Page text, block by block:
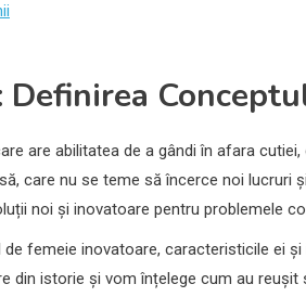
Definirea
are abilitatea de a gândi în afara
care nu se teme să încerce noi lucruri
noi și inovatoare pentru problemele
femeie inovatoare, caracteristicile ei
din istorie și vom înțelege cum au